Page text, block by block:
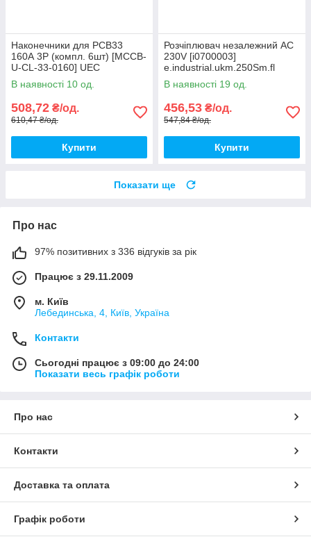
Наконечники для PCB33
160А 3Р (компл. 6шт) [MCCB-
U-CL-33-0160] UEC
В наявності 10 од.
508,72 ₴/од.
610,47 ₴/од.
Купити
Розчіплювач незалежний AC
230V [i0700003]
e.industrial.ukm.250Sm.fl
E.NEXT
В наявності 19 од.
456,53 ₴/од.
547,84 ₴/од.
Купити
Показати ще
Про нас
97% позитивних з 336 відгуків за рік
Працює з 29.11.2009
м. Київ
Лебединська, 4, Київ, Україна
Контакти
Сьогодні працює з 09:00 до 24:00
Показати весь графік роботи
Про нас
Контакти
Доставка та оплата
Графік роботи